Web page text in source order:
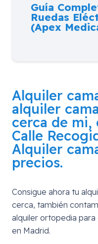
Guía
Ruedas
(Apex
Alquiler
alquiler
cerca de mi,
Calle
Alquiler
precios.
Consigue ahora tu
cerca, también
alquiler ortopedia
en Madrid.